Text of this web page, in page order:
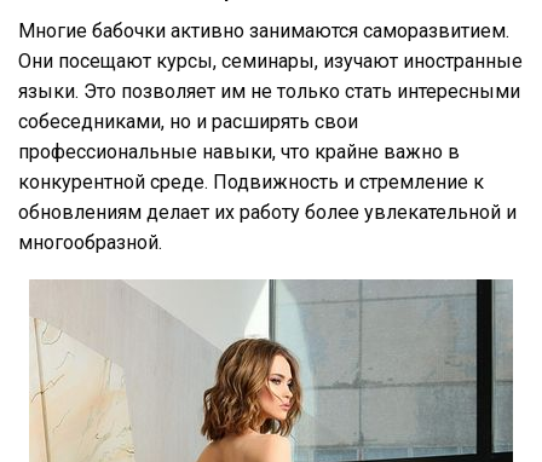
Многие бабочки активно занимаются саморазвитием.
Они посещают курсы, семинары, изучают иностранные
языки. Это позволяет им не только стать интересными
собеседниками, но и расширять свои
профессиональные навыки, что крайне важно в
конкурентной среде. Подвижность и стремление к
обновлениям делает их работу более увлекательной и
многообразной.